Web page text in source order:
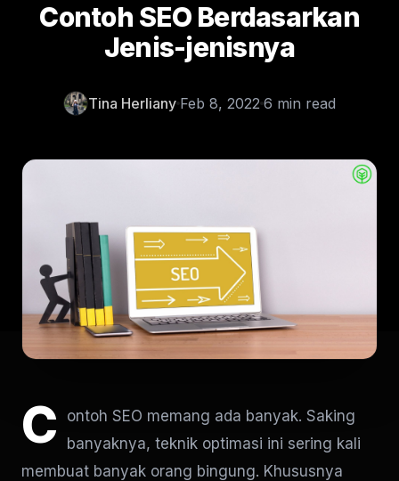
Contoh SEO Berdasarkan
Jenis-jenisnya
Tina Herliany Feb 8, 2022 6 min read
C
ontoh SEO memang ada banyak. Saking
banyaknya, teknik optimasi ini sering kali
membuat banyak orang bingung. Khususnya